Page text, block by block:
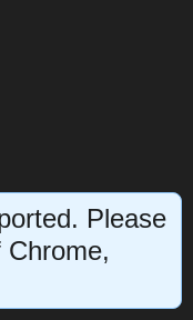
Please